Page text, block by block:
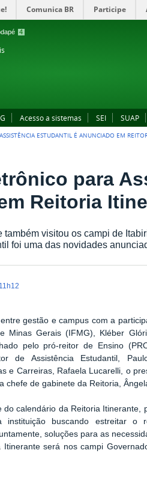
4
Comunica BR Participe
Acesso a sistemas SEI SUAP
ESTUDANTIL É ANUNCIADO EM
para
Reitoria
também visitou os campi de
foi uma das novidades
gestão e campus com a
Minas Gerais (IFMG), Kléber
pelo pró-reitor de Ensino
de Assistência Estudantil,
e Carreiras, Rafaela Lucarelli, o
chefe de gabinete da Reitoria,
do calendário da Reitoria
buscando estreitar o
soluções para as
será nos campi